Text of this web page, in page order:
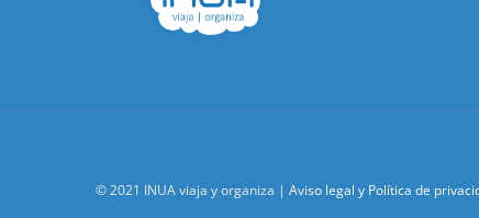
© 2021 INUA viaja y organiza | Aviso legal y Política de